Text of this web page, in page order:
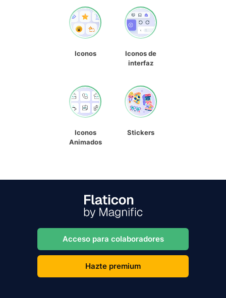
Iconos
Iconos de
interfaz
Iconos
Animados
Stickers
Acceso para colaboradores
Hazte premium